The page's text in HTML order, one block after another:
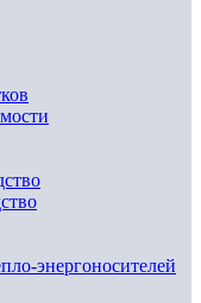
энергоносителей